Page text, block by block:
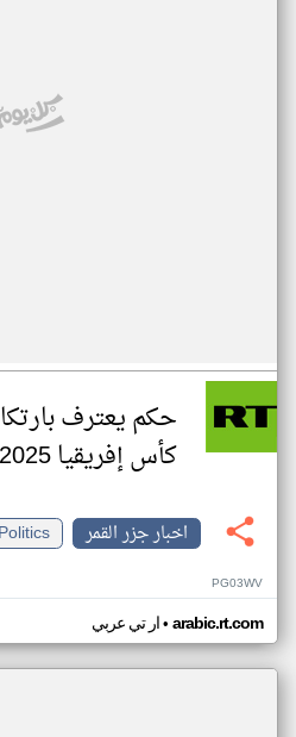
حكم يعترف
كأس إفريقيا 2025
اخبار جزر القمر
Politics
PG03WV
ار تي عربي• arabic.rt.com